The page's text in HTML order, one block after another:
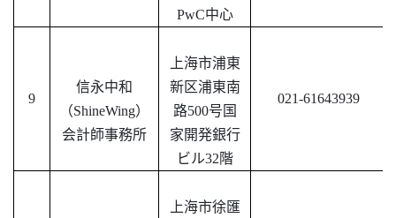
PwC中心
9
信永中和
（ShineWing）
会計師事務所
上海市浦東
新区浦東南
路500号国
家開発銀行
ビル32階
021-61643939
上海市徐匯